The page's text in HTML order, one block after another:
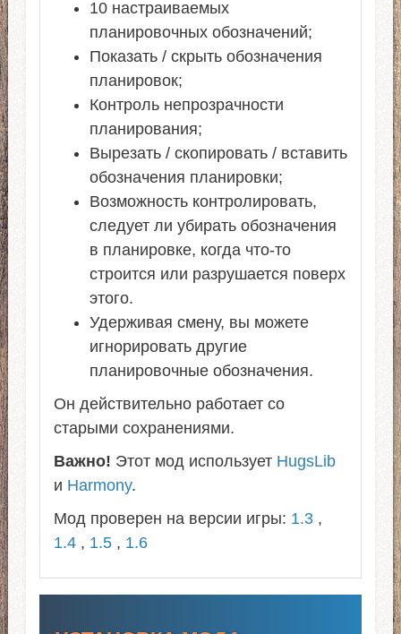
10 настраиваемых
планировочных обозначений;
Показать / скрыть обозначения
планировок;
Контроль непрозрачности
планирования;
Вырезать / скопировать / вставить
обозначения планировки;
Возможность контролировать,
следует ли убирать обозначения
в планировке, когда что-то
строится или разрушается поверх
этого.
Удерживая смену, вы можете
игнорировать другие
планировочные обозначения.
Он действительно работает со
старыми сохранениями.
Важно! Этот мод использует HugsLib
и Harmony.
Мод проверен на версии игры: 1.3,
1.4, 1.5, 1.6